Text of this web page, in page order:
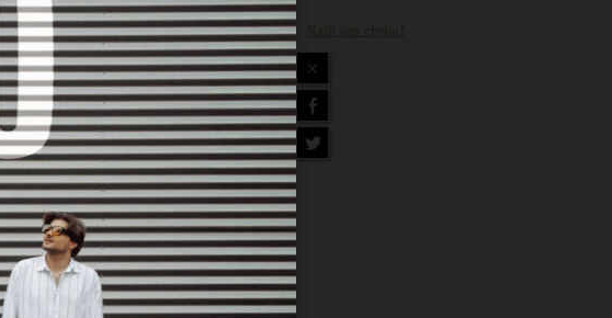
Našli jste chybu?
×